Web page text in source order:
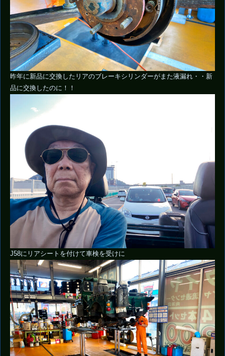
昨年に新品に交換したリアのブレーキシリンダーがまた液漏れ・・新
品に交換したのに！！
J58にリアシートを付けて車検を受けに